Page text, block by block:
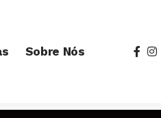
Sobre Nós